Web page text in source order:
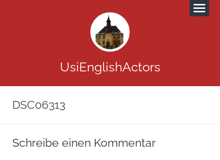
UsiEnglishActors
DSC06313
Schreibe einen Kommentar